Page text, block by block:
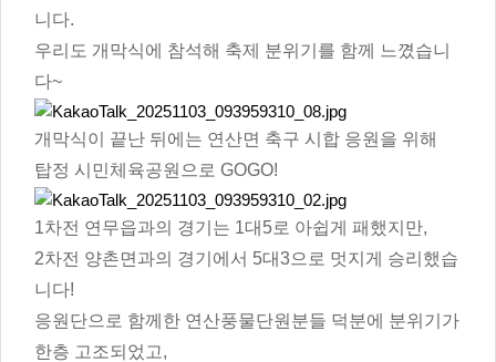
니다.
우리도 개막식에 참석해 축제 분위기를 함께 느꼈습니
다~
개막식이 끝난 뒤에는 연산면 축구 시합 응원을 위해
탑정 시민체육공원으로 GOGO!
1차전 연무읍과의 경기는 1대5로 아쉽게 패했지만,
2차전 양촌면과의 경기에서 5대3으로 멋지게 승리했습
니다!
응원단으로 함께한 연산풍물단원분들 덕분에 분위기가
한층 고조되었고,